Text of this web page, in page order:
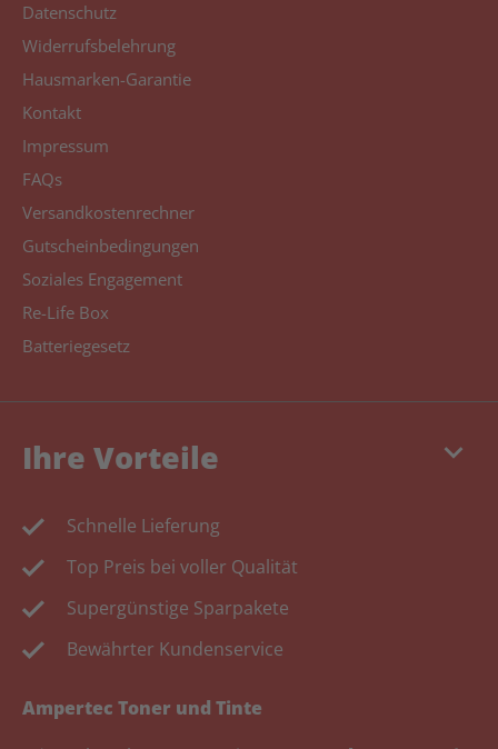
Datenschutz
Widerrufsbelehrung
Hausmarken-Garantie
Kontakt
Impressum
FAQs
Versandkostenrechner
Gutscheinbedingungen
Soziales Engagement
Re-Life Box
Batteriegesetz
keyboard_arrow_down
Ihre Vorteile
Schnelle Lieferung
Top Preis bei voller Qualität
Supergünstige Sparpakete
Bewährter Kundenservice
Ampertec Toner und Tinte